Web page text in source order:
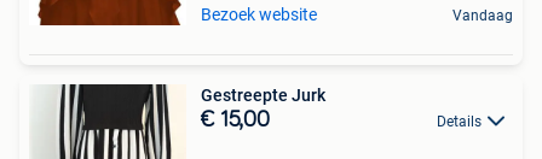
Bezoek website Vandaag
Gestreepte Jurk
€ 15,00 Details